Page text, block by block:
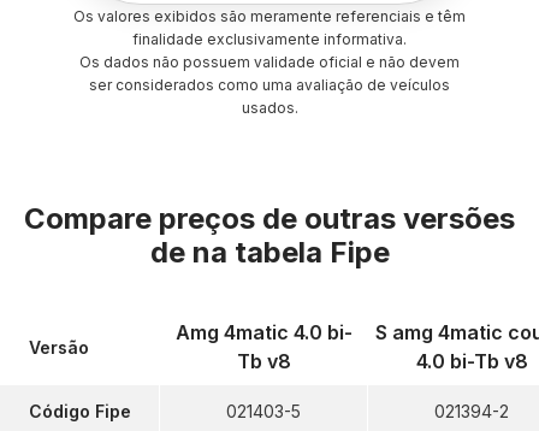
Os valores exibidos são meramente referenciais e têm
finalidade exclusivamente informativa.
Os dados não possuem validade oficial e não devem
ser considerados como uma avaliação de veículos
usados.
Compare preços de outras versões
de na tabela Fipe
Versão
Código Fipe
Amg 4matic 4.0 bi-
Tb v8
021403-5
S amg 4matic
4.0 bi-Tb v8
021394-2